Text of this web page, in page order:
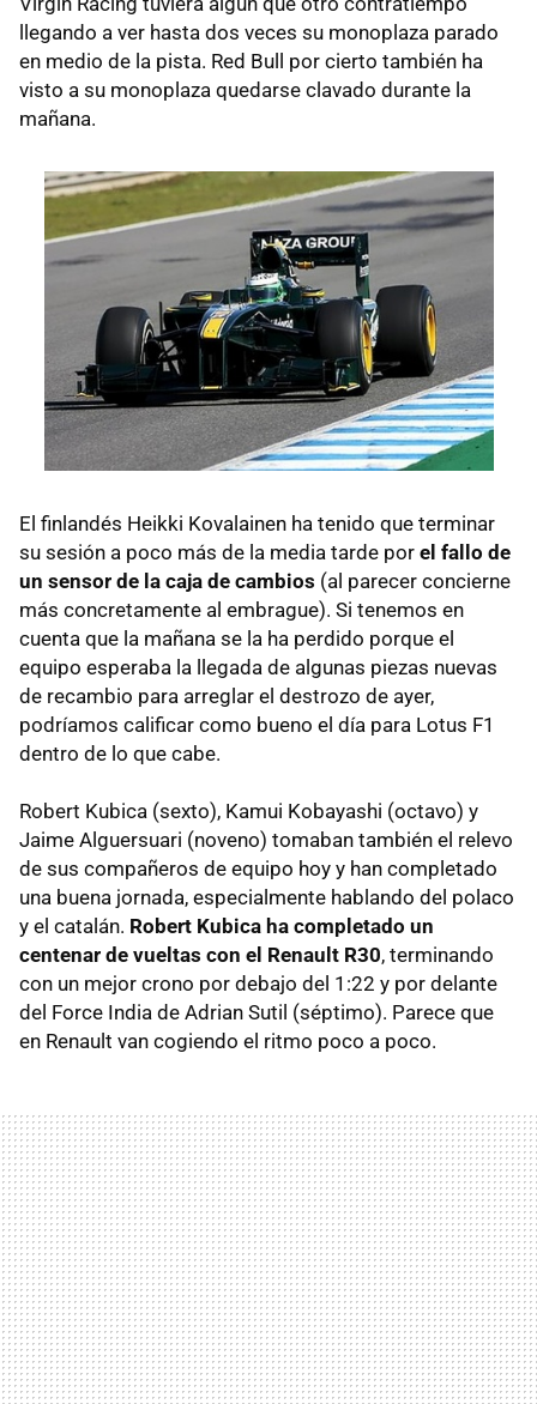
llegando a ver hasta dos veces su monoplaza parado
en medio de la pista. Red Bull por cierto también ha
visto a su monoplaza quedarse clavado durante la
mañana.
El finlandés Heikki Kovalainen ha tenido que terminar
su sesión a poco más de la media tarde por el fallo de
un sensor de la caja de cambios (al parecer concierne
más concretamente al embrague). Si tenemos en
cuenta que la mañana se la ha perdido porque el
equipo esperaba la llegada de algunas piezas nuevas
de recambio para arreglar el destrozo de ayer,
podríamos calificar como bueno el día para Lotus F1
dentro de lo que cabe.
Robert Kubica (sexto), Kamui Kobayashi (octavo) y
Jaime Alguersuari (noveno) tomaban también el relevo
de sus compañeros de equipo hoy y han completado
una buena jornada, especialmente hablando del polaco
y el catalán. Robert Kubica ha completado un
centenar de vueltas con el Renault R30, terminando
con un mejor crono por debajo del 1:22 y por delante
del Force India de Adrian Sutil (séptimo). Parece que
en Renault van cogiendo el ritmo poco a poco.